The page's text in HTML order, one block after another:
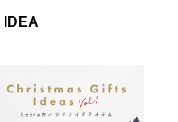
IDEA